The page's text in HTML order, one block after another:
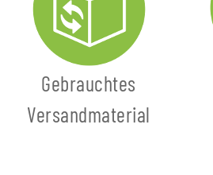
Gebrauchtes
Versandmaterial